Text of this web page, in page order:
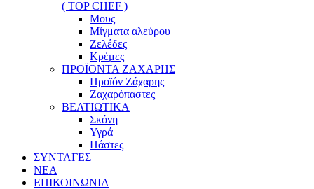
( TOP CHEF )
Μους
Μίγματα αλεύρου
Ζελέδες
Κρέμες
ΠΡΟΪΟΝΤΑ ΖΑΧΑΡΗΣ
Προϊόν Ζάχαρης
Ζαχαρόπαστες
ΒΕΛΤΙΩΤΙΚΑ
Σκόνη
Υγρά
Πάστες
ΣΥΝΤΑΓΕΣ
ΝΕΑ
ΕΠΙΚΟΙΝΩΝΙΑ